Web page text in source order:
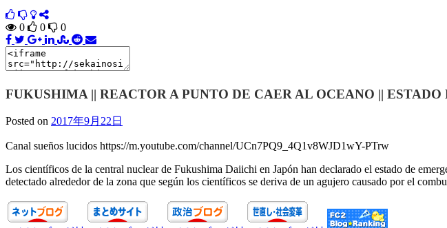
0 0 0
FUKUSHIMA || REACTOR A PUNTO DE CAER AL OCEANO ||
Posted on 2017年9月22日
Canal sueños lucidos https://m.youtube.com/channel/UCn7PQ9_4Q1v8WJD1wY-PTrw
Los científicos de la central nuclear de Fukushima Daiichi en Japón han declarado el estado de
detectado alrededor de la zona que según los científicos se deriva de un agujero causado por el